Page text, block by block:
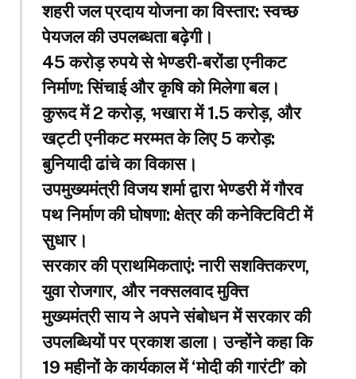
शहरी जल प्रदाय योजना का विस्तार: स्वच्छ
पेयजल की उपलब्धता बढ़ेगी।
45 करोड़ रुपये से भेण्डरी-बरोंडा एनीकट
निर्माण: सिंचाई और कृषि को मिलेगा बल।
कुरूद में 2 करोड़, भखारा में 1.5 करोड़, और
खट्टी एनीकट मरम्मत के लिए 5 करोड़:
बुनियादी ढांचे का विकास।
उपमुख्यमंत्री विजय शर्मा द्वारा भेण्डरी में गौरव
पथ निर्माण की घोषणा: क्षेत्र की कनेक्टिविटी में
सुधार।
सरकार की प्राथमिकताएं: नारी सशक्तिकरण,
युवा रोजगार, और नक्सलवाद मुक्ति
मुख्यमंत्री साय ने अपने संबोधन में सरकार की
उपलब्धियों पर प्रकाश डाला। उन्होंने कहा कि
19 महीनों के कार्यकाल में ‘मोदी की गारंटी’ को